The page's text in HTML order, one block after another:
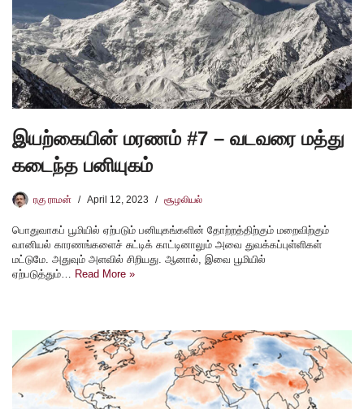
இயற்கையின் மரணம் #7 – வடவரை மத்து
கடைந்த பனியுகம்
ரகு ராமன் April 12, 2023 சூழலியல்
பொதுவாகப் பூமியில் ஏற்படும் பனியுகங்களின் தோற்றத்திற்கும் மறைவிற்கும்
வானியல் காரணங்களைச் சுட்டிக் காட்டினாலும் அவை துவக்கப்புள்ளிகள்
மட்டுமே. அதுவும் அளவில் சிறியது. ஆனால், இவை பூமியில்
ஏற்படுத்தும்…
Read More »